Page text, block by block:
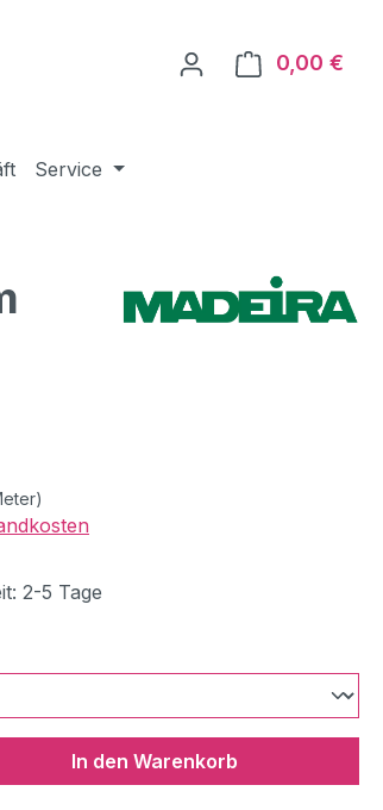
0,00 €
Service
2-5 Tage
den gewünschten Wert
In den Warenkorb